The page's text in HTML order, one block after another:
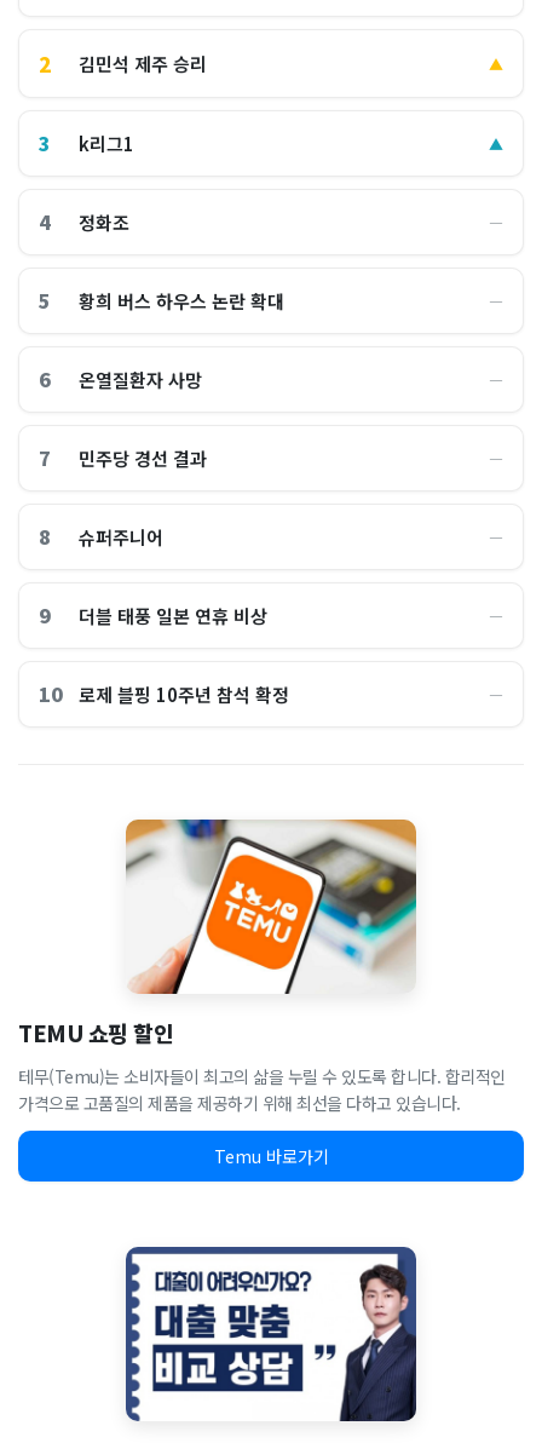
2 김민석 제주 승리 ▲
3 k리그1 ▲
4 정화조 ―
5 황희 버스 하우스 논란 확대 ―
6 온열질환자 사망 ―
7 민주당 경선 결과 ―
8 슈퍼주니어 ―
9 더블 태풍 일본 연휴 비상 ―
10 로제 블핑 10주년 참석 확정 ―
TEMU 쇼핑 할인
테무(Temu)는 소비자들이 최고의 삶을 누릴 수 있도록 합니다. 합리적인
가격으로 고품질의 제품을 제공하기 위해 최선을 다하고 있습니다.
Temu 바로가기